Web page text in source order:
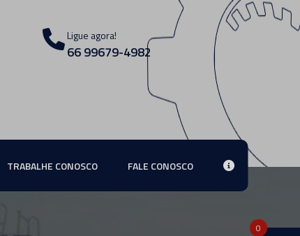
Ligue agora!
66 99679-4982
TRABALHE CONOSCO FALE CONOSCO
0